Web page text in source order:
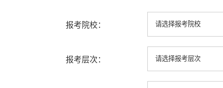
报考院校：
报考层次：